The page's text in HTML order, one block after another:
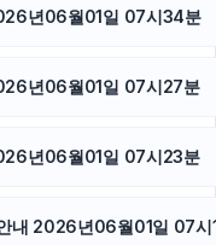
년06월01일 07시34분
년06월01일 07시27분
년06월01일 07시23분
내 2026년06월01일 07시